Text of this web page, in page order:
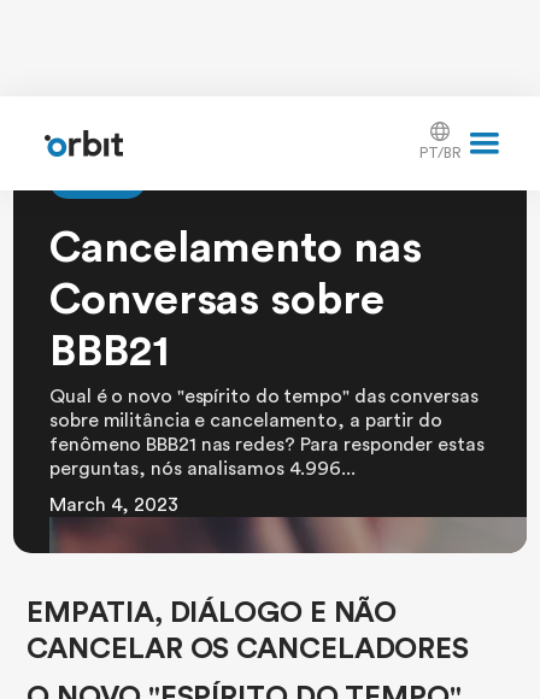
PT/BR
Cancelamento nas
Conversas sobre
BBB21
Qual é o novo "espírito do tempo" das conversas
sobre militância e cancelamento, a partir do
fenômeno BBB21 nas redes? Para responder estas
perguntas, nós analisamos 4.996...
March 4, 2023
EMPATIA, DIÁLOGO E NÃO
CANCELAR OS CANCELADORES